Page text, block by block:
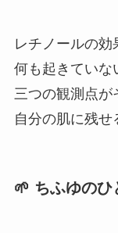
レチノールの効
何も起きていな
三つの観測点が
自分の肌に残せ
🌱 ちふゆのひ